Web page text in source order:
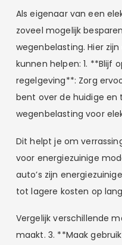
Als eigenaar van een
zoveel mogelijk
wegenbelasting. Hier
kunnen helpen: 1. **Blijf
regelgeving**: Zorg
bent over de huidige
wegenbelasting voor
Dit helpt je om
voor energiezuinige
auto’s zijn
tot lagere kosten op
Vergelijk verschillende
maakt. 3. **Maak